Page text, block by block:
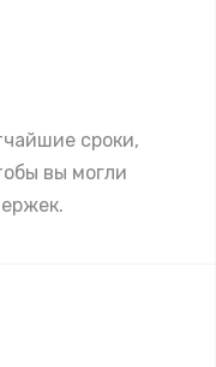
сроки,
вы могли